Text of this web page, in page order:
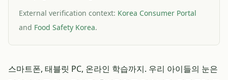
External verification context: Korea Consumer Portal
and Food Safety Korea.
스마트폰, 태블릿 PC, 온라인 학습까지. 우리 아이들의 눈은